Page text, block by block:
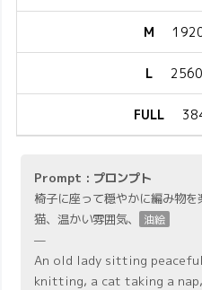
M
L
FULL
Prompt : プロンプト
椅子に座って穏やかに編み物
猫、温かい雰囲気、
油絵
—
An old lady sitting
knitting, a cat taking a